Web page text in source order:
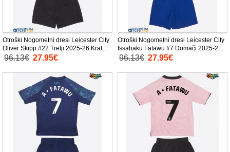
Otroški Nogometni dresi Leicester City
Oliver Skipp #22 Tretji 2025-26 Kratek
Rokav (+ Kratke hlače)
96.13€ 27.95€
Otroški Nogometni dresi Leicester City
Issahaku Fatawu #7 Domači 2025-26
Kratek Rokav (+ Kratke hlače)
96.13€ 27.95€